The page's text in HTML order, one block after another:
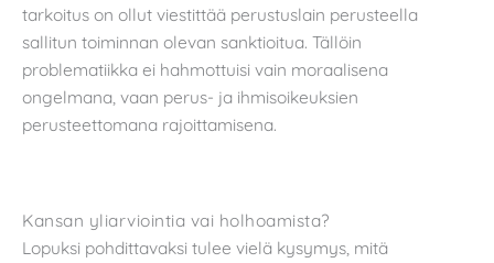
tarkoitus on ollut viestittää perustuslain perusteella
sallitun toiminnan olevan sanktioitua. Tällöin
problematiikka ei hahmottuisi vain moraalisena
ongelmana, vaan perus- ja ihmisoikeuksien
perusteettomana rajoittamisena.
Kansan yliarviointia vai holhoamista?
Lopuksi pohdittavaksi tulee vielä kysymys, mitä